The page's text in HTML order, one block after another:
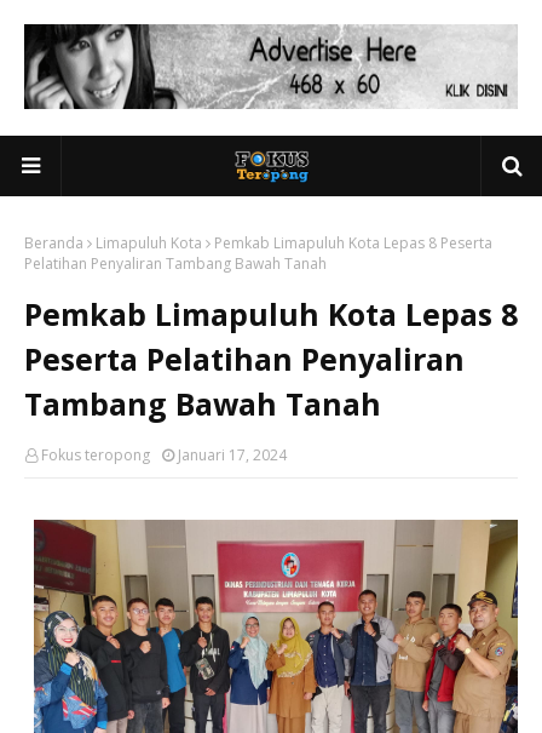
Beranda Limapuluh Kota
Pemkab Limapuluh Kota Lepas 8 Peserta
Pelatihan Penyaliran Tambang Bawah Tanah
Pemkab Limapuluh Kota Lepas 8
Peserta Pelatihan Penyaliran
Tambang Bawah Tanah
Fokus teropong Januari 17, 2024